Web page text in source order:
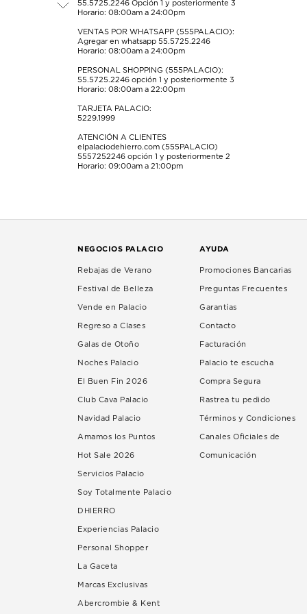
de
de
de
de
de
envío.
55.5725.2246 Opción 1 y posteriormente 3
Horario: 08:00am a 24:00pm
VENTAS POR WHATSAPP (555PALACIO):
Agregar en whatsapp 55.5725.2246
Horario: 08:00am a 24:00pm
PERSONAL SHOPPING (555PALACIO):
55.5725.2246 opción 1 y posteriormente 3
Horario: 08:00am a 22:00pm
TARJETA PALACIO:
5229.1999
ATENCIÓN A CLIENTES
elpalaciodehierro.com (555PALACIO)
5557252246 opción 1 y posteriormente 2
Horario: 09:00am a 21:00pm
NEGOCIOS PALACIO
Rebajas de Verano
Festival de Belleza
Vende en Palacio
Regreso a Clases
Galas de Otoño
Noches Palacio
El Buen Fin 2026
Club Cava Palacio
Navidad Palacio
Amamos los Puntos
Hot Sale 2026
Servicios Palacio
Soy Totalmente Palacio
DHIERRO
Experiencias Palacio
Personal Shopper
La Gaceta
Marcas Exclusivas
Abercrombie & Kent
AYUDA
Promociones Bancarias
Preguntas Frecuentes
Garantías
Contacto
Facturación
Palacio te escucha
Compra Segura
Rastrea tu pedido
Términos y Condiciones
Canales Oficiales de
Comunicación